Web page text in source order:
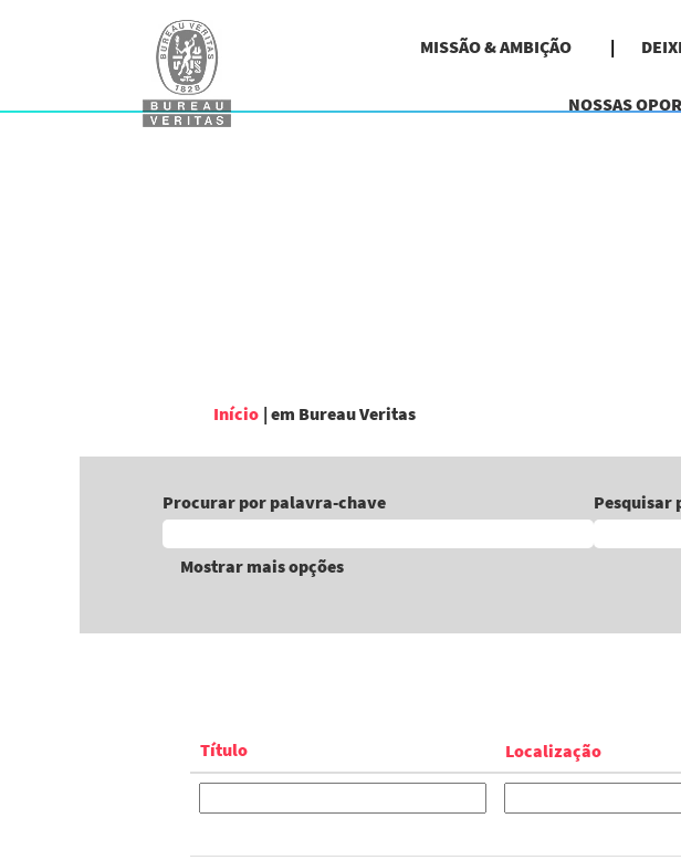
MISSÃO & AMBIÇÃO
NOSSAS
Início | em Bureau Veritas(página
Procurar por palavra-chave Pesquisar
Mostrar mais opções
Título Localização